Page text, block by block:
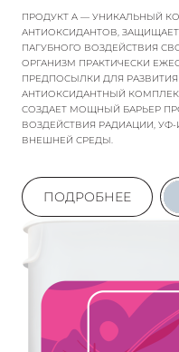
СЕГОДНЯ МЕДИКАМЕНТЫ,
ВХОДЯТ В АРСЕНАЛ
СОВРЕМЕННОЙ
ОРГАНИЗАЦИИ
ВРАЧИ ВЫПИСЫВАЮТ
ОХОТНО И ЧАСТО.
ПРОДУКТ A — УНИКАЛЬНЫЙ
АНТИОКСИДАНТОВ,
ПАГУБНОГО ВОЗДЕЙСТВИЯ
ОРГАНИЗМ ПРАКТИЧЕСКИ
ПРЕДПОСЫЛКИ ДЛЯ
АНТИОКСИДАНТНЫЙ
СОЗДАЕТ МОЩНЫЙ БАРЬЕР
ВОЗДЕЙСТВИЯ РАДИАЦИИ,
ВНЕШНЕЙ СРЕДЫ.
ПОДРОБНЕЕ